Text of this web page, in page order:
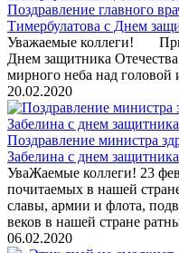
Поздравление главного
Тимербулатова с Днем
Уважаемые коллеги!
Днем защитника
мирного неба над головой
20.02.2020
Поздравление министра
Забелина с днем защитника
УваЖаемые коллеги! 23
почитаемых в нашей
славы, армии и флота,
веков в нашей стране
06.02.2020